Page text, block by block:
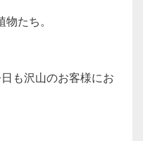
たち。
も沢山のお客様にお